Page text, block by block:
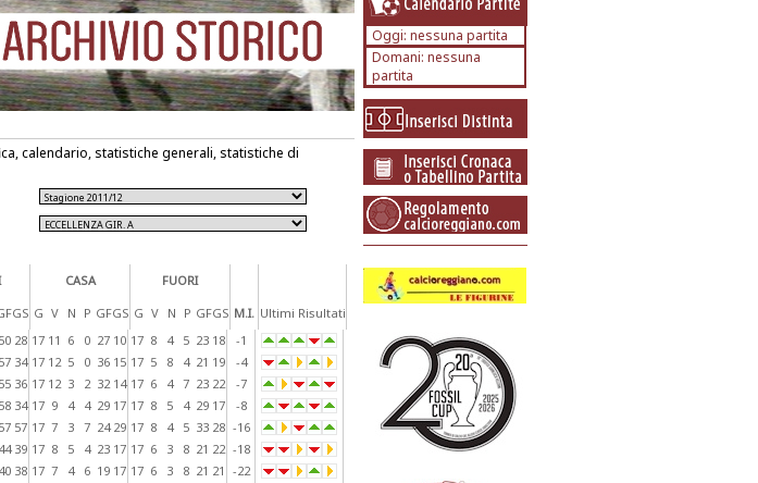
calendario, statistiche generali, statistiche di
CASA
FUORI
GS G V N P GFGS G V N P GFGS M.I. Ultimi Risultati
50 28 17 11 6 0 27 10 17 8 4 5 23 18
-1
57 34 17 12 5 0 36 15 17 5 8 4 21 19
-4
55 36 17 12 3 2 32 14 17 6 4 7 23 22
-7
58 34 17 9 4 4 29 17 17 8 5 4 29 17
-8
57 57 17 7 3 7 24 29 17 8 4 5 33 28 -16
44 39 17 8 5 4 23 17 17 6 3 8 21 22 -18
40 38 17 7 4 6 19 17 17 6 3 8 21 21 -22
Oggi: nessuna partita
Domani: nessuna
partita